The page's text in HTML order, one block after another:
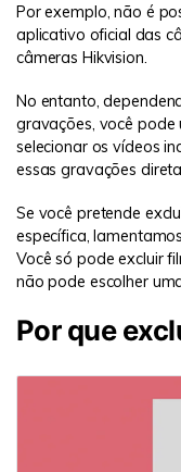
Por exemplo, não é
aplicativo oficial das
câmeras Hikvision.
No entanto,
gravações, você pode
selecionar os vídeos
essas gravações
Se você pretende
específica,
Você só pode excluir
não pode escolher
Por que